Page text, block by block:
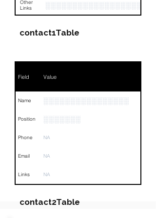
Other
Links
contact1Table
Field Value
Name ░░░░░░░░░░░░░░░░
Position ░░░░░░░
Phone NA
Email NA
Links NA
contact2Table